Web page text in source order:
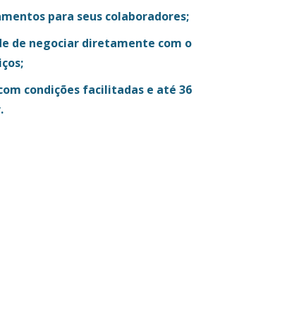
para seus colaboradores;
de negociar diretamente com o
condições facilitadas e até 36